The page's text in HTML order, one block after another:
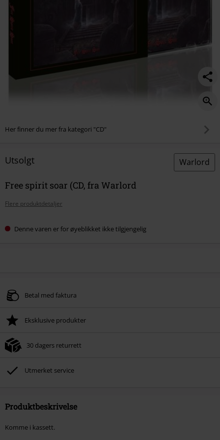
Her finner du mer fra kategori "CD"
Utsolgt Warlord
Free spirit soar (CD, fra Warlord
Flere produktdetaljer
Denne varen er for øyeblikket ikke tilgjengelig
Betal med faktura
Eksklusive produkter
30 dagers returrett
Utmerket service
Produktbeskrivelse
Komme i kassett.